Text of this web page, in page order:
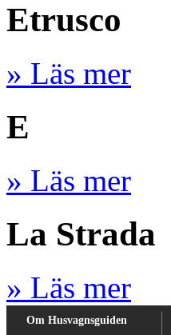
Etrusco
» Läs mer
E
» Läs mer
La Strada
» Läs mer
Om Husvagnsguiden